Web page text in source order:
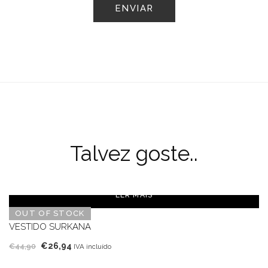
Talvez goste..
OUT OF STOCK
LER MAIS
VESTIDO SURKANA
€44,90 O
€26,94 O
IVA incluído